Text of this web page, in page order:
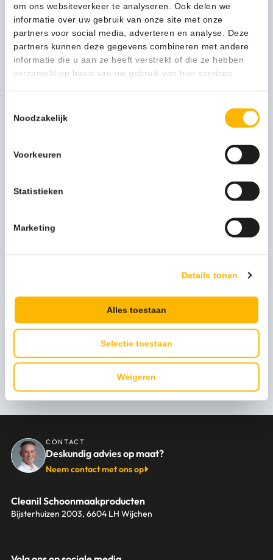
om ons websiteverkeer te analyseren. Ook delen we
informatie over uw gebruik van onze site met onze
partners voor social media, adverteren en analyse. Deze
partners kunnen deze gegevens combineren met andere
informatie die u aan ze heeft verstrekt of die ze hebben
verzameld op basis van uw gebruik van hun services.
Noodzakelijk
Voorkeuren
Statistieken
Marketing
Details tonen
Alles toestaan
Selectie toestaan
Weigeren
Gewicht (kg) 2,35 kg
Kleur RVS
Verpakkingseenheid Per stuk
Afvalzak medium 8713631992997
Artikel inhoud ltr
Submerk
Merknaam
EAN omdoos artikel 8713631996803
Hoogte 445
Inhoud
Bekijk alle specificaties
Persoonlijk advies nodig?
CONTACT
Deskundig advies op maat?
Neem contact met ons op
Cleanil Schoonmaakproducten
Bijsterhuizen 2003, 6604 LH Wijchen